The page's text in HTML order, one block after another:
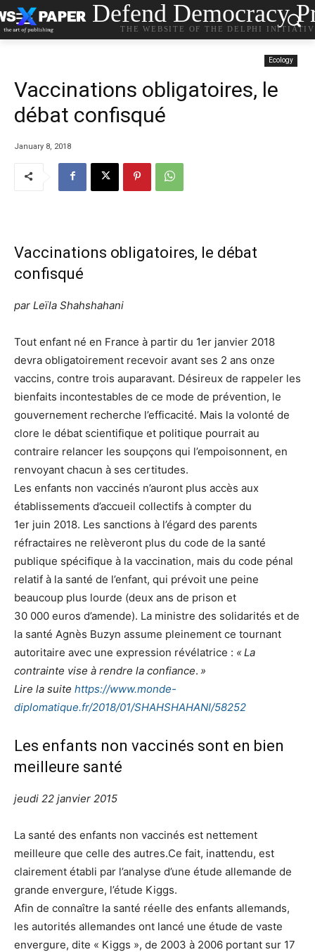
Defend Democracy
THE WEBSITE OF THE DELPHI
Ecology
Vaccinations obligatoires, le
débat confisqué
January 8, 2018
Vaccinations obligatoires, le débat
confisqué
par Leïla Shahshahani
Tout enfant né en France à partir du 1er janvier 2018
devra obligatoirement recevoir avant ses 2 ans onze
vaccins, contre trois auparavant. Désireux de rappeler les
bienfaits incontestables de ce mode de prévention, le
gouvernement recherche l’efficacité. Mais la volonté de
clore le débat scientifique et politique pourrait au
contraire relancer les soupçons qui l’empoisonnent, en
renvoyant chacun à ses certitudes.
Les enfants non vaccinés n’auront plus accès aux
établissements d’accueil collectifs à compter du
1er juin 2018. Les sanctions à l’égard des parents
réfractaires ne relèveront plus du code de la santé
publique spécifique à la vaccination, mais du code pénal
relatif à la santé de l’enfant, qui prévoit une peine
beaucoup plus lourde (deux ans de prison et
30 000 euros d’amende). La ministre des solidarités et de
la santé Agnès Buzyn assume pleinement ce tournant
autoritaire avec une expression révélatrice : «La
contrainte vise à rendre la confiance. »
Lire la suite https://www.monde-
diplomatique.fr/2018/01/SHAHSHAHANI/58252
Les enfants non vaccinés sont en bien
meilleure santé
jeudi 22 janvier 2015
La santé des enfants non vaccinés est nettement
meilleure que celle des autres.Ce fait, inattendu, est
clairement établi par l’analyse d’une étude allemande de
grande envergure, l’étude Kiggs.
Afin de connaître la santé réelle des enfants allemands,
les autorités allemandes ont lancé une étude de vaste
envergure, dite « Kiggs », de 2003 à 2006 portant sur 17